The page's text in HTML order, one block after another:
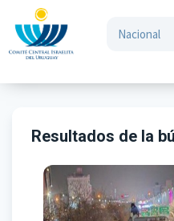
Resultados de la